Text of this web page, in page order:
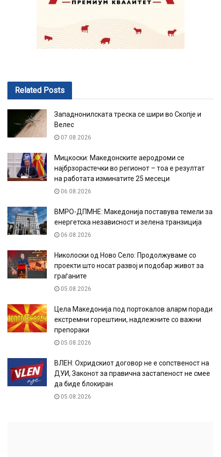
Related Posts
Западнонилската треска се шири во Скопје и
Велес
07.08.2026
Мицкоски: Македонските аеродроми се
најбрзорастечки во регионот – тоа е резултат
на работата изминатите 25 месеци
06.08.2026
ВМРО-ДПМНЕ: Македонија поставува темели за
енергетска независност и зелена транзиција
06.08.2026
Николоски од Ново Село: Продолжуваме со
проекти што носат развој и подобар живот за
граѓаните
05.08.2026
Цела Македонија под портокалов аларм поради
екстремни горештини, надлежните со важни
препораки
05.08.2026
ВЛЕН: Охридскиот договор не е сопственост на
ДУИ, Законот за правична застапеност не смее
да биде блокиран
05.08.2026